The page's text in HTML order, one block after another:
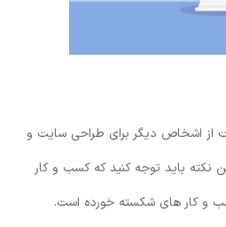
از اشخاص دیگر برای طراحی سایت و
نکته باید توجه کنید که کسب و کار
و کار های شکسته خورده است.